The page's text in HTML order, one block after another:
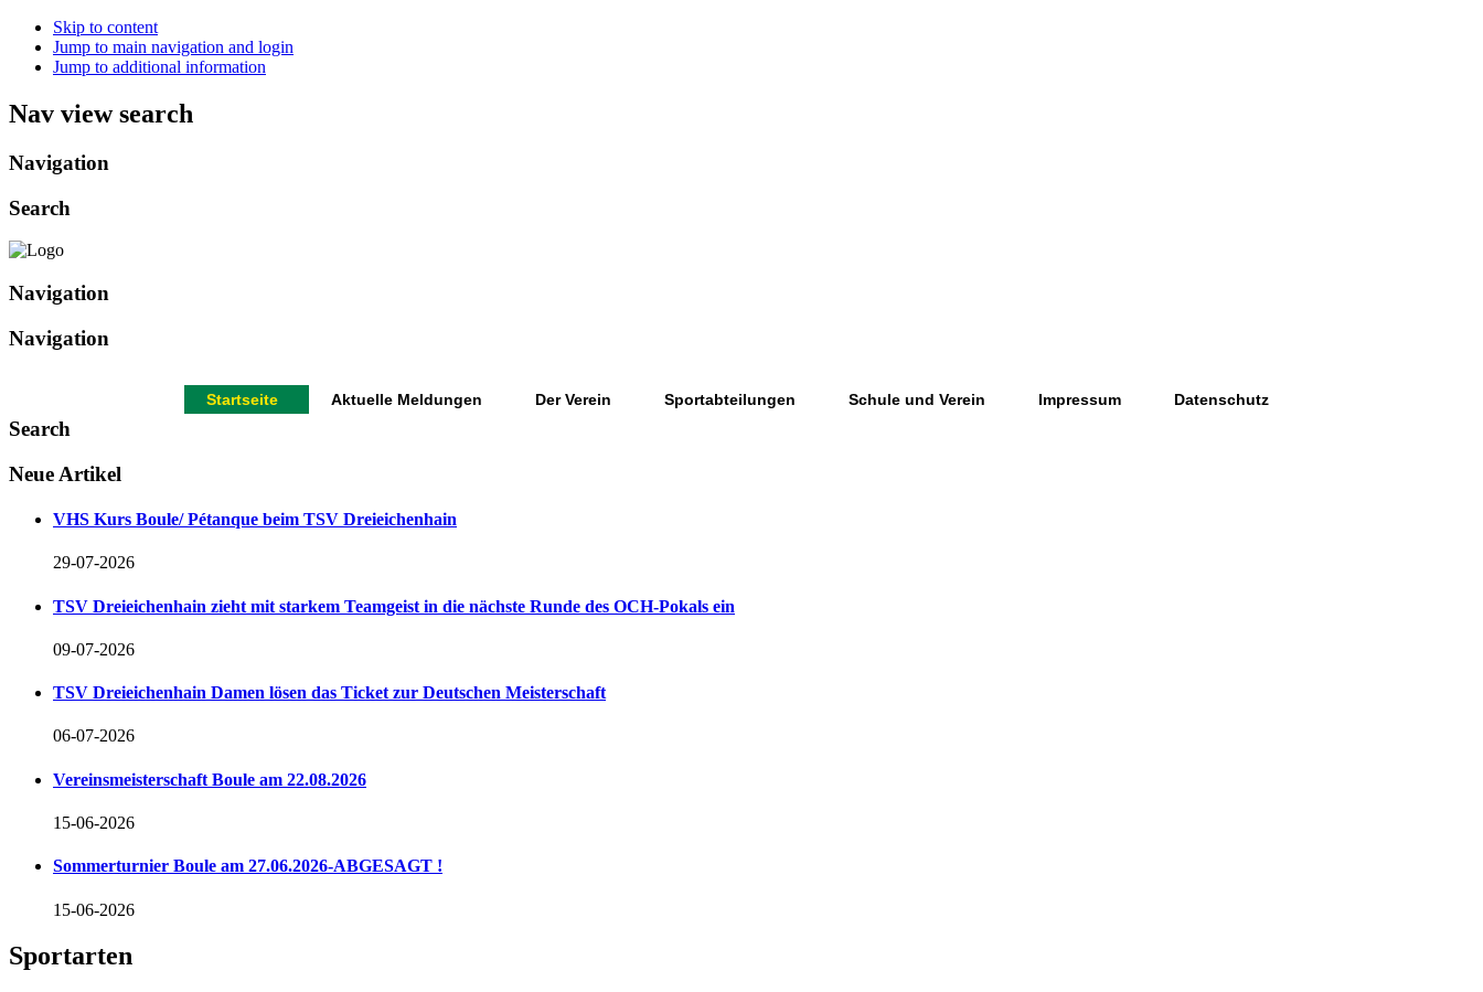
Skip to content
Jump to main navigation and login
Jump to additional information
Nav view search
Navigation
Search
Navigation
Navigation
Startseite Aktuelle Meldungen Der Verein Sportabteilungen Schule und Verein Impressum Datenschutz
Search
Neue Artikel
VHS Kurs Boule/ Pétanque beim TSV Dreieichenhain
29-07-2026
TSV Dreieichenhain zieht mit starkem Teamgeist in die nächste Runde des OCH-Pokals ein
09-07-2026
TSV Dreieichenhain Damen lösen das Ticket zur Deutschen Meisterschaft
06-07-2026
Vereinsmeisterschaft Boule am 22.08.2026
15-06-2026
Sommerturnier Boule am 27.06.2026-ABGESAGT !
15-06-2026
Sportarten